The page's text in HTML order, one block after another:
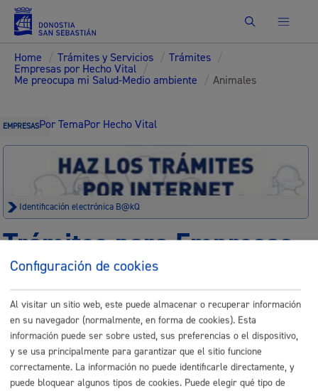
Buscar
Home / Trámites y Servicios / Trámites /
Empresas por Hecho Vital /
Me preocupa mi Salud-Medio ambiente / Animales
EMPRESASPor TemaPor Hecho Vital
Identificación electrónica B@kQ
Trámites para Empresas
Sede electrónica
Buscar
Listado completo de Trámites
Animales
Configuración de cookies
Al visitar un sitio web, este puede almacenar o recuperar información
en su navegador (normalmente, en forma de cookies). Esta
información puede ser sobre usted, sus preferencias o el dispositivo,
y se usa principalmente para garantizar que el sitio funcione
correctamente. La información no puede identificarle directamente, y
puede bloquear algunos tipos de cookies. Puede elegir qué tipo de